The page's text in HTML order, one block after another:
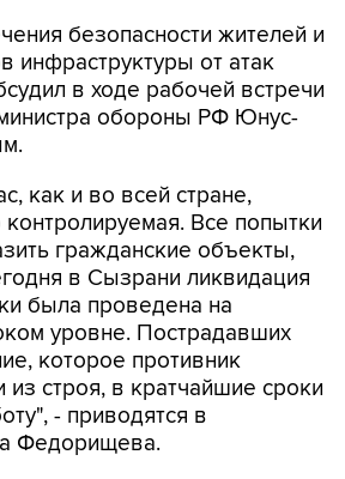
безопасности жителей и
инфраструктуры от атак
в ходе рабочей встречи
обороны РФ Юнус-
как и во всей стране,
Все попытки
гражданские объекты,
в Сызрани ликвидация
была проведена на
уровне. Пострадавших
которое противник
из строя, в кратчайшие сроки
- приводятся в
Федорищева.